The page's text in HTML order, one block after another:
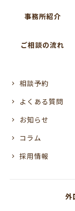
事務所紹介
ご相談の流れ
相談予約
よくある質問
お知らせ
コラム
採用情報
外